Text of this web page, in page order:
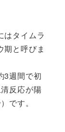
はタイムラ
期と呼びま
3週間で初
反応が陽
です。